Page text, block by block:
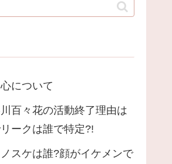
について
川百々花の活動終了理由は
ークは誰で特定?!
スケは誰?顔がイケメンで